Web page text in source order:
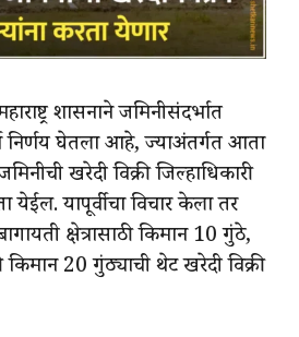
शासनाने जमिनीसंदर्भात
निर्णय घेतला आहे, ज्याअंतर्गत आता
खरेदी विक्री जिल्हाधिकारी
येईल. यापूर्वीचा विचार केला तर
क्षेत्रासाठी किमान 10 गुंठे,
किमान 20 गुंठ्याची थेट खरेदी विक्री